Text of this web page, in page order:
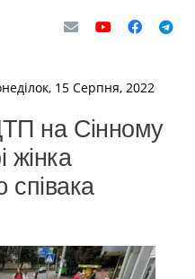
15 Серпня, 2022
на Сінному
жінка